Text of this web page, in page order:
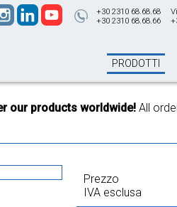
+30 2310 68.68.68
+30 2310 68.68.66
PRODOTTI
Until 13:00 will be shipped on
Prezzo
IVA esclusa